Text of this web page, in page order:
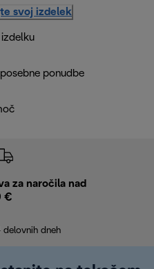
svoj izdelek
ponudbe
za naročila nad
€
dneh